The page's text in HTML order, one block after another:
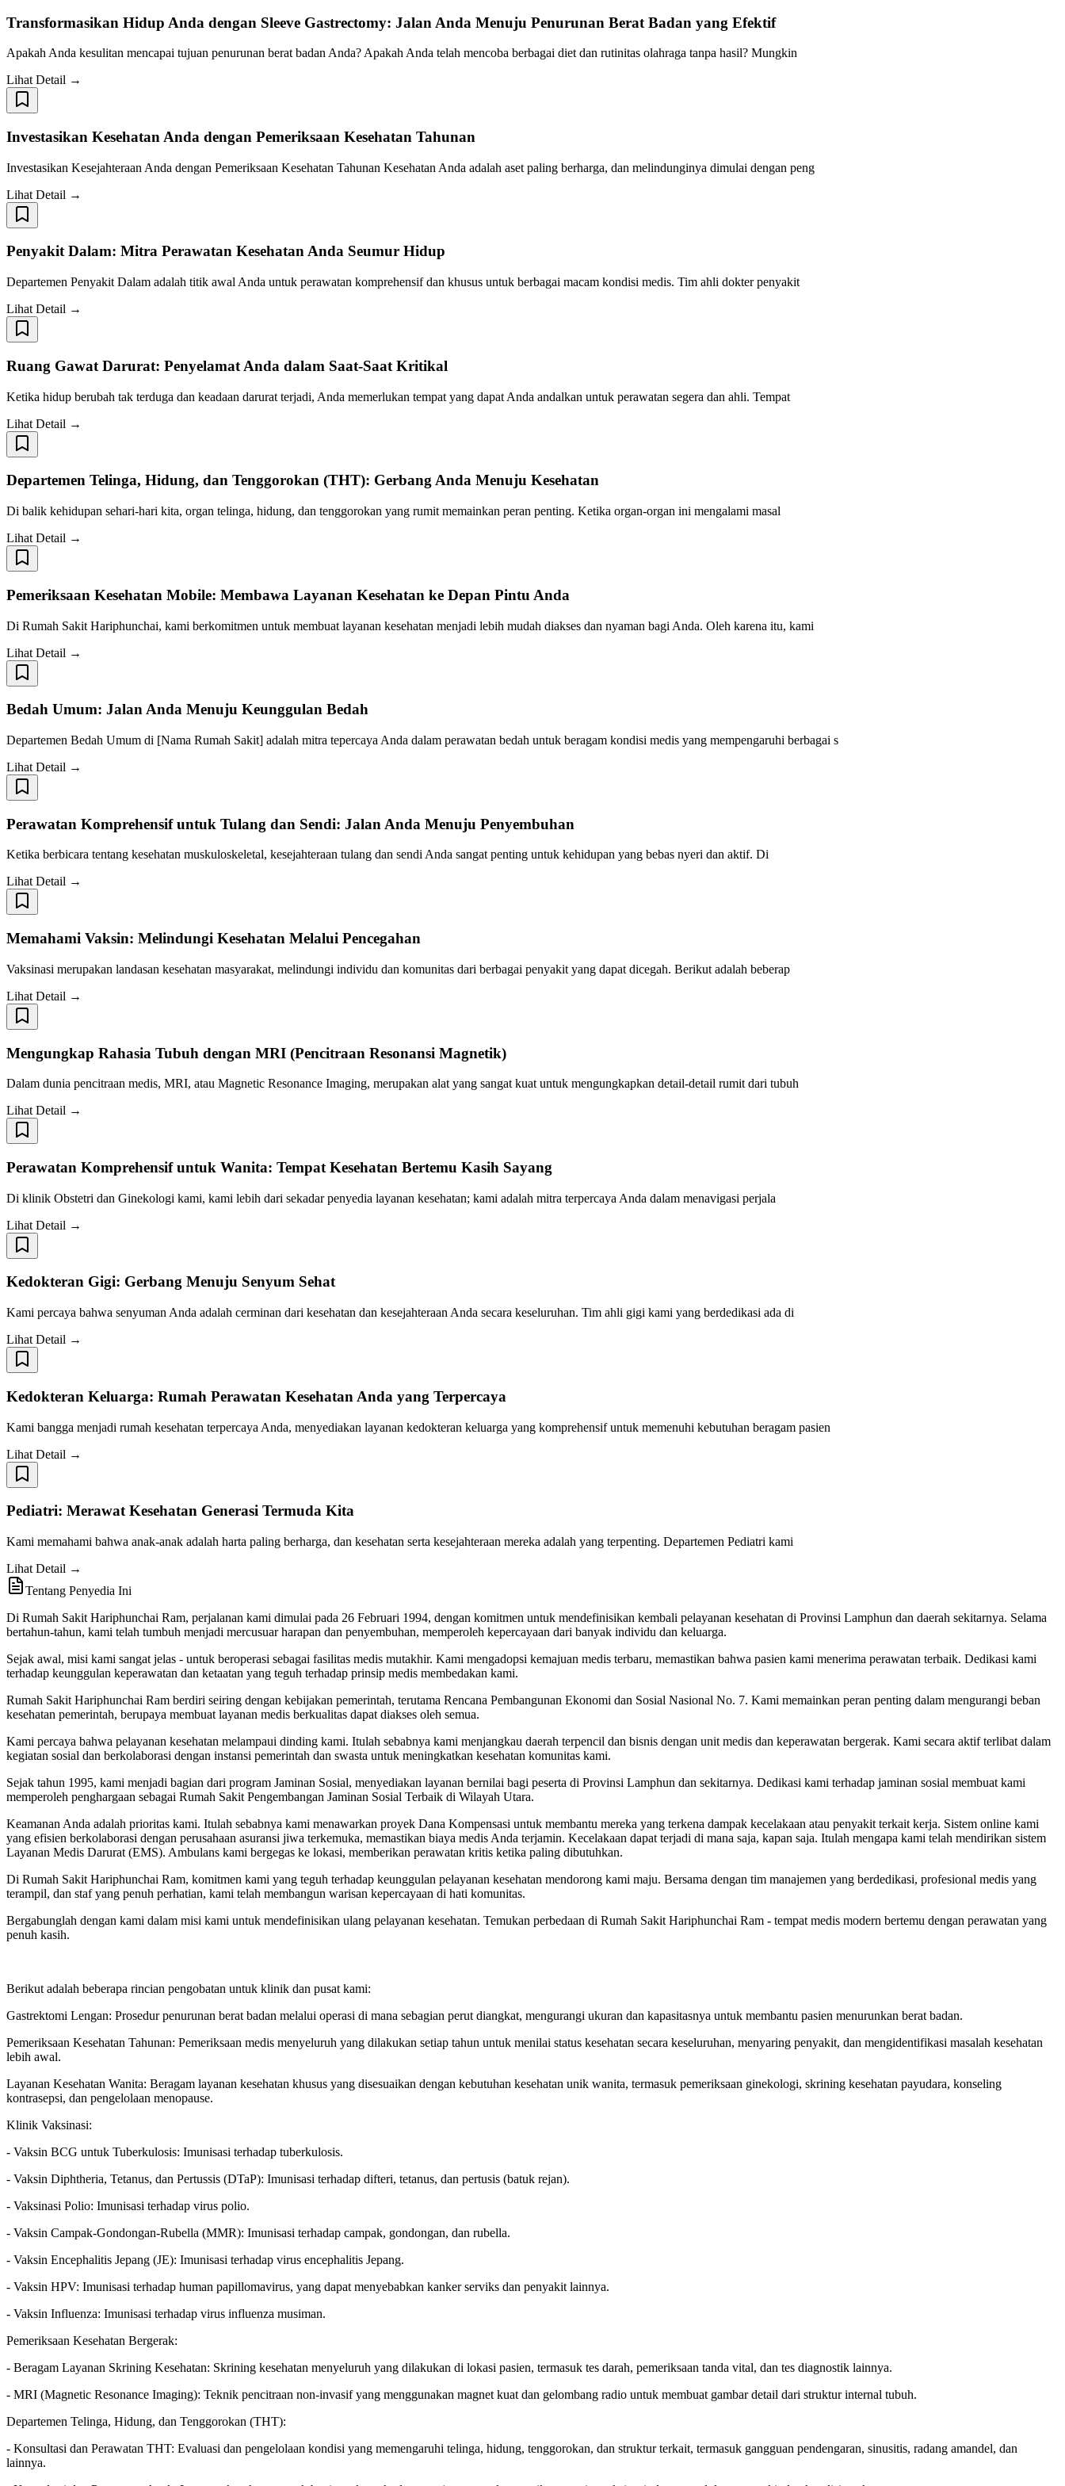
Transformasikan Hidup Anda dengan Sleeve Gastrectomy: Jalan Anda Menuju Penurunan Berat Badan yang Efektif
Apakah Anda kesulitan mencapai tujuan penurunan berat badan Anda? Apakah Anda telah mencoba berbagai diet dan rutinitas olahraga tanpa hasil? Mungkin
Lihat Detail →
Investasikan Kesehatan Anda dengan Pemeriksaan Kesehatan Tahunan
Investasikan Kesejahteraan Anda dengan Pemeriksaan Kesehatan Tahunan Kesehatan Anda adalah aset paling berharga, dan melindunginya dimulai dengan peng
Lihat Detail →
Penyakit Dalam: Mitra Perawatan Kesehatan Anda Seumur Hidup
Departemen Penyakit Dalam adalah titik awal Anda untuk perawatan komprehensif dan khusus untuk berbagai macam kondisi medis. Tim ahli dokter penyakit
Lihat Detail →
Ruang Gawat Darurat: Penyelamat Anda dalam Saat-Saat Kritikal
Ketika hidup berubah tak terduga dan keadaan darurat terjadi, Anda memerlukan tempat yang dapat Anda andalkan untuk perawatan segera dan ahli. Tempat
Lihat Detail →
Departemen Telinga, Hidung, dan Tenggorokan (THT): Gerbang Anda Menuju Kesehatan
Di balik kehidupan sehari-hari kita, organ telinga, hidung, dan tenggorokan yang rumit memainkan peran penting. Ketika organ-organ ini mengalami masal
Lihat Detail →
Pemeriksaan Kesehatan Mobile: Membawa Layanan Kesehatan ke Depan Pintu Anda
Di Rumah Sakit Hariphunchai, kami berkomitmen untuk membuat layanan kesehatan menjadi lebih mudah diakses dan nyaman bagi Anda. Oleh karena itu, kami
Lihat Detail →
Bedah Umum: Jalan Anda Menuju Keunggulan Bedah
Departemen Bedah Umum di [Nama Rumah Sakit] adalah mitra tepercaya Anda dalam perawatan bedah untuk beragam kondisi medis yang mempengaruhi berbagai s
Lihat Detail →
Perawatan Komprehensif untuk Tulang dan Sendi: Jalan Anda Menuju Penyembuhan
Ketika berbicara tentang kesehatan muskuloskeletal, kesejahteraan tulang dan sendi Anda sangat penting untuk kehidupan yang bebas nyeri dan aktif. Di
Lihat Detail →
Memahami Vaksin: Melindungi Kesehatan Melalui Pencegahan
Vaksinasi merupakan landasan kesehatan masyarakat, melindungi individu dan komunitas dari berbagai penyakit yang dapat dicegah. Berikut adalah beberap
Lihat Detail →
Mengungkap Rahasia Tubuh dengan MRI (Pencitraan Resonansi Magnetik)
Dalam dunia pencitraan medis, MRI, atau Magnetic Resonance Imaging, merupakan alat yang sangat kuat untuk mengungkapkan detail-detail rumit dari tubuh
Lihat Detail →
Perawatan Komprehensif untuk Wanita: Tempat Kesehatan Bertemu Kasih Sayang
Di klinik Obstetri dan Ginekologi kami, kami lebih dari sekadar penyedia layanan kesehatan; kami adalah mitra terpercaya Anda dalam menavigasi perjala
Lihat Detail →
Kedokteran Gigi: Gerbang Menuju Senyum Sehat
Kami percaya bahwa senyuman Anda adalah cerminan dari kesehatan dan kesejahteraan Anda secara keseluruhan. Tim ahli gigi kami yang berdedikasi ada di
Lihat Detail →
Kedokteran Keluarga: Rumah Perawatan Kesehatan Anda yang Terpercaya
Kami bangga menjadi rumah kesehatan terpercaya Anda, menyediakan layanan kedokteran keluarga yang komprehensif untuk memenuhi kebutuhan beragam pasien
Lihat Detail →
Pediatri: Merawat Kesehatan Generasi Termuda Kita
Kami memahami bahwa anak-anak adalah harta paling berharga, dan kesehatan serta kesejahteraan mereka adalah yang terpenting. Departemen Pediatri kami
Lihat Detail →
Tentang Penyedia Ini
Di Rumah Sakit Hariphunchai Ram, perjalanan kami dimulai pada 26 Februari 1994, dengan komitmen untuk mendefinisikan kembali pelayanan kesehatan di Provinsi Lamphun dan daerah sekitarnya. Selama
bertahun-tahun, kami telah tumbuh menjadi mercusuar harapan dan penyembuhan, memperoleh kepercayaan dari banyak individu dan keluarga.
Sejak awal, misi kami sangat jelas - untuk beroperasi sebagai fasilitas medis mutakhir. Kami mengadopsi kemajuan medis terbaru, memastikan bahwa pasien kami menerima perawatan terbaik. Dedikasi kami
terhadap keunggulan keperawatan dan ketaatan yang teguh terhadap prinsip medis membedakan kami.
Rumah Sakit Hariphunchai Ram berdiri seiring dengan kebijakan pemerintah, terutama Rencana Pembangunan Ekonomi dan Sosial Nasional No. 7. Kami memainkan peran penting dalam mengurangi beban
kesehatan pemerintah, berupaya membuat layanan medis berkualitas dapat diakses oleh semua.
Kami percaya bahwa pelayanan kesehatan melampaui dinding kami. Itulah sebabnya kami menjangkau daerah terpencil dan bisnis dengan unit medis dan keperawatan bergerak. Kami secara aktif terlibat dalam
kegiatan sosial dan berkolaborasi dengan instansi pemerintah dan swasta untuk meningkatkan kesehatan komunitas kami.
Sejak tahun 1995, kami menjadi bagian dari program Jaminan Sosial, menyediakan layanan bernilai bagi peserta di Provinsi Lamphun dan sekitarnya. Dedikasi kami terhadap jaminan sosial membuat kami
memperoleh penghargaan sebagai Rumah Sakit Pengembangan Jaminan Sosial Terbaik di Wilayah Utara.
Keamanan Anda adalah prioritas kami. Itulah sebabnya kami menawarkan proyek Dana Kompensasi untuk membantu mereka yang terkena dampak kecelakaan atau penyakit terkait kerja. Sistem online kami
yang efisien berkolaborasi dengan perusahaan asuransi jiwa terkemuka, memastikan biaya medis Anda terjamin. Kecelakaan dapat terjadi di mana saja, kapan saja. Itulah mengapa kami telah mendirikan sistem
Layanan Medis Darurat (EMS). Ambulans kami bergegas ke lokasi, memberikan perawatan kritis ketika paling dibutuhkan.
Di Rumah Sakit Hariphunchai Ram, komitmen kami yang teguh terhadap keunggulan pelayanan kesehatan mendorong kami maju. Bersama dengan tim manajemen yang berdedikasi, profesional medis yang
terampil, dan staf yang penuh perhatian, kami telah membangun warisan kepercayaan di hati komunitas.
Bergabunglah dengan kami dalam misi kami untuk mendefinisikan ulang pelayanan kesehatan. Temukan perbedaan di Rumah Sakit Hariphunchai Ram - tempat medis modern bertemu dengan perawatan yang
penuh kasih.
Berikut adalah beberapa rincian pengobatan untuk klinik dan pusat kami:
Gastrektomi Lengan: Prosedur penurunan berat badan melalui operasi di mana sebagian perut diangkat, mengurangi ukuran dan kapasitasnya untuk membantu pasien menurunkan berat badan.
Pemeriksaan Kesehatan Tahunan: Pemeriksaan medis menyeluruh yang dilakukan setiap tahun untuk menilai status kesehatan secara keseluruhan, menyaring penyakit, dan mengidentifikasi masalah kesehatan
lebih awal.
Layanan Kesehatan Wanita: Beragam layanan kesehatan khusus yang disesuaikan dengan kebutuhan kesehatan unik wanita, termasuk pemeriksaan ginekologi, skrining kesehatan payudara, konseling
kontrasepsi, dan pengelolaan menopause.
Klinik Vaksinasi:
- Vaksin BCG untuk Tuberkulosis: Imunisasi terhadap tuberkulosis.
- Vaksin Diphtheria, Tetanus, dan Pertussis (DTaP): Imunisasi terhadap difteri, tetanus, dan pertusis (batuk rejan).
- Vaksinasi Polio: Imunisasi terhadap virus polio.
- Vaksin Campak-Gondongan-Rubella (MMR): Imunisasi terhadap campak, gondongan, dan rubella.
- Vaksin Encephalitis Jepang (JE): Imunisasi terhadap virus encephalitis Jepang.
- Vaksin HPV: Imunisasi terhadap human papillomavirus, yang dapat menyebabkan kanker serviks dan penyakit lainnya.
- Vaksin Influenza: Imunisasi terhadap virus influenza musiman.
Pemeriksaan Kesehatan Bergerak:
- Beragam Layanan Skrining Kesehatan: Skrining kesehatan menyeluruh yang dilakukan di lokasi pasien, termasuk tes darah, pemeriksaan tanda vital, dan tes diagnostik lainnya.
- MRI (Magnetic Resonance Imaging): Teknik pencitraan non-invasif yang menggunakan magnet kuat dan gelombang radio untuk membuat gambar detail dari struktur internal tubuh.
Departemen Telinga, Hidung, dan Tenggorokan (THT):
- Konsultasi dan Perawatan THT: Evaluasi dan pengelolaan kondisi yang memengaruhi telinga, hidung, tenggorokan, dan struktur terkait, termasuk gangguan pendengaran, sinusitis, radang amandel, dan
lainnya.